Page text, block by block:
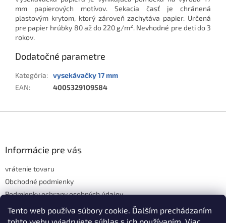
Tento web používa súbory cookie. Ďalším prechádzaním
mm papierových motívov. Sekacia časť je chránená
plastovým krytom, ktorý zároveň zachytáva papier. Určená
pre papier hrúbky 80 až do 220 g/m². Nevhodné pre deti do 3
rokov.
Dodatočné parametre
Kategória: vysekávačky 17 mm
EAN: 4005329109584
Informácie pre vás
vrátenie tovaru
Obchodné podmienky
Podmienky ochrany osobných údajov
Hodnotenie obchodu